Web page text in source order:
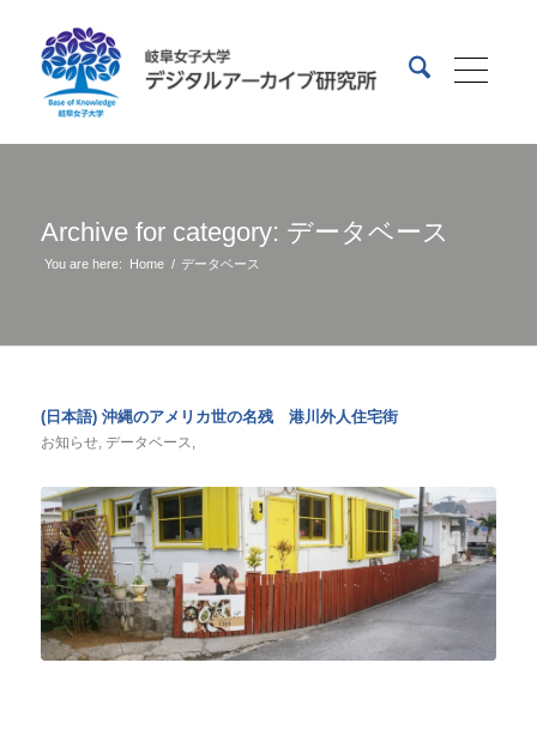
Archive for category: データベース
You are here: Home / データベース
(日本語) 沖縄のアメリカ世の名残 港川外人住宅街
お知らせ, データベース,